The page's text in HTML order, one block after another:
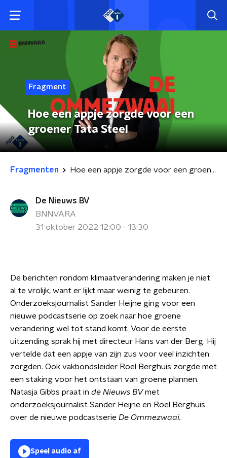
Fragment
Hoe een appje zorgde voor een
groener Tata Steel
Fragmenten Hoe een appje zorgde voor een groener Tata Steel
De Nieuws BV
BNNVARA
31 oktober 2022 12:00 - 13:30
De berichten rondom klimaatverandering maken je niet
al te vrolijk, want er lijkt maar weinig te gebeuren.
Onderzoeksjournalist Sander Heijne ging voor een
nieuwe podcastserie op zoek naar hoe groene
verandering wel tot stand komt. Voor de eerste
uitzending sprak hij met directeur Hans van der Berg. Hij
vertelde dat een appje van zijn zus voor veel inzichten
zorgden. Ook vakbondsleider Roel Berghuis zorgde met
een staking voor het ontstaan van groene plannen.
Natasja Gibbs praat in de Nieuws BVmet
onderzoeksjournalist Sander Heijne en Roel Berghuis
over de nieuwe podcastserie De Ommezwaai.
Speel audio af